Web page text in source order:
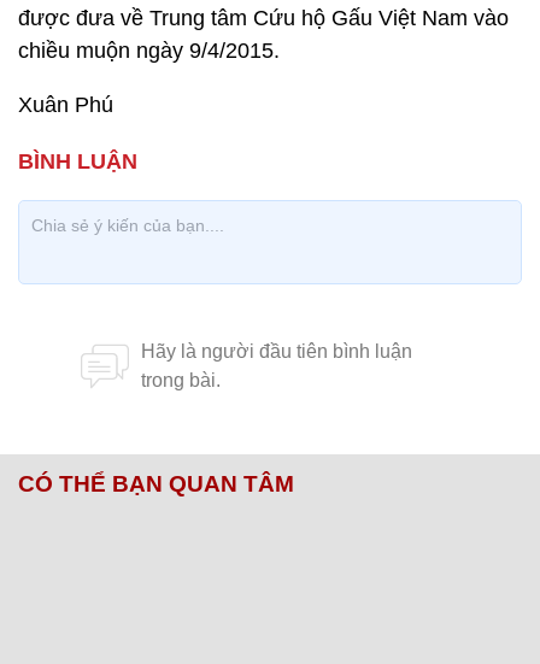
được đưa về Trung tâm Cứu hộ Gấu Việt Nam vào
chiều muộn ngày 9/4/2015.
Xuân Phú
CÓ THỂ BẠN QUAN TÂM